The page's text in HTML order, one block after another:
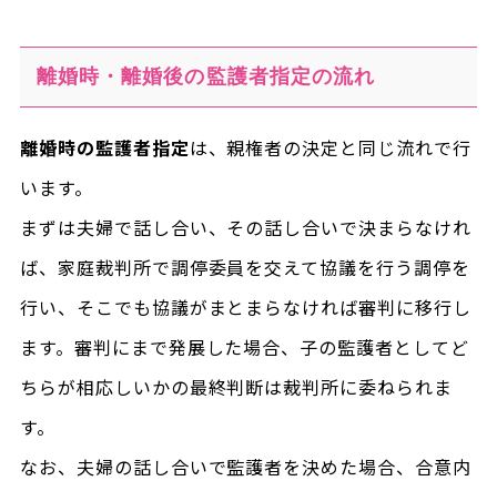
離婚時・離婚後の監護者指定の流れ
離婚時の監護者指定は、親権者の決定と同じ流れで行
います。
まずは夫婦で話し合い、その話し合いで決まらなけれ
ば、家庭裁判所で調停委員を交えて協議を行う調停を
行い、そこでも協議がまとまらなければ審判に移行し
ます。審判にまで発展した場合、子の監護者としてど
ちらが相応しいかの最終判断は裁判所に委ねられま
す。
なお、夫婦の話し合いで監護者を決めた場合、合意内